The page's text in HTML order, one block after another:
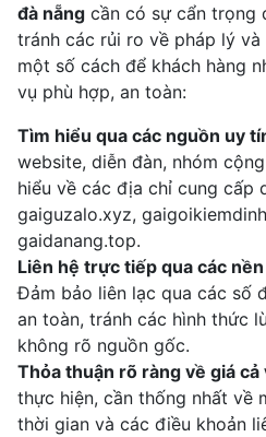
đà nẵng cần có sự cẩn trọng
tránh các rủi ro về pháp lý
một số cách để khách hàng
vụ phù hợp, an toàn:
Tìm hiểu qua các nguồn uy
website, diễn đàn, nhóm
hiểu về các địa chỉ cung cấp
gaiguzalo.xyz,
gaidanang.top.
Liên hệ trực tiếp qua các
Đảm bảo liên lạc qua các số
an toàn, tránh các hình thức
không rõ nguồn gốc.
Thỏa thuận rõ ràng về giá cả
thực hiện, cần thống nhất về
thời gian và các điều khoản